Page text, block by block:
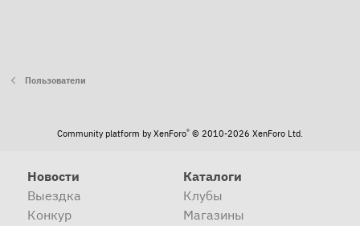
Пользователи
Community platform by XenForo® © 2010-2026 XenForo Ltd.
Новости
Выездка
Конкур
Каталоги
Клубы
Магазины